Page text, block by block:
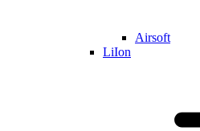
Airsoft
LiIon